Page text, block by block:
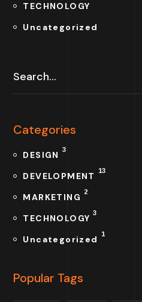
TECHNOLOGY
Uncategorized
Categories
DESIGN 3
DEVELOPMENT 13
MARKETING 2
TECHNOLOGY 3
Uncategorized 1
Popular Tags